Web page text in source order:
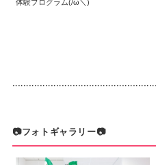
体験プログラム(/ω＼)
📷フォトギャラリー📷